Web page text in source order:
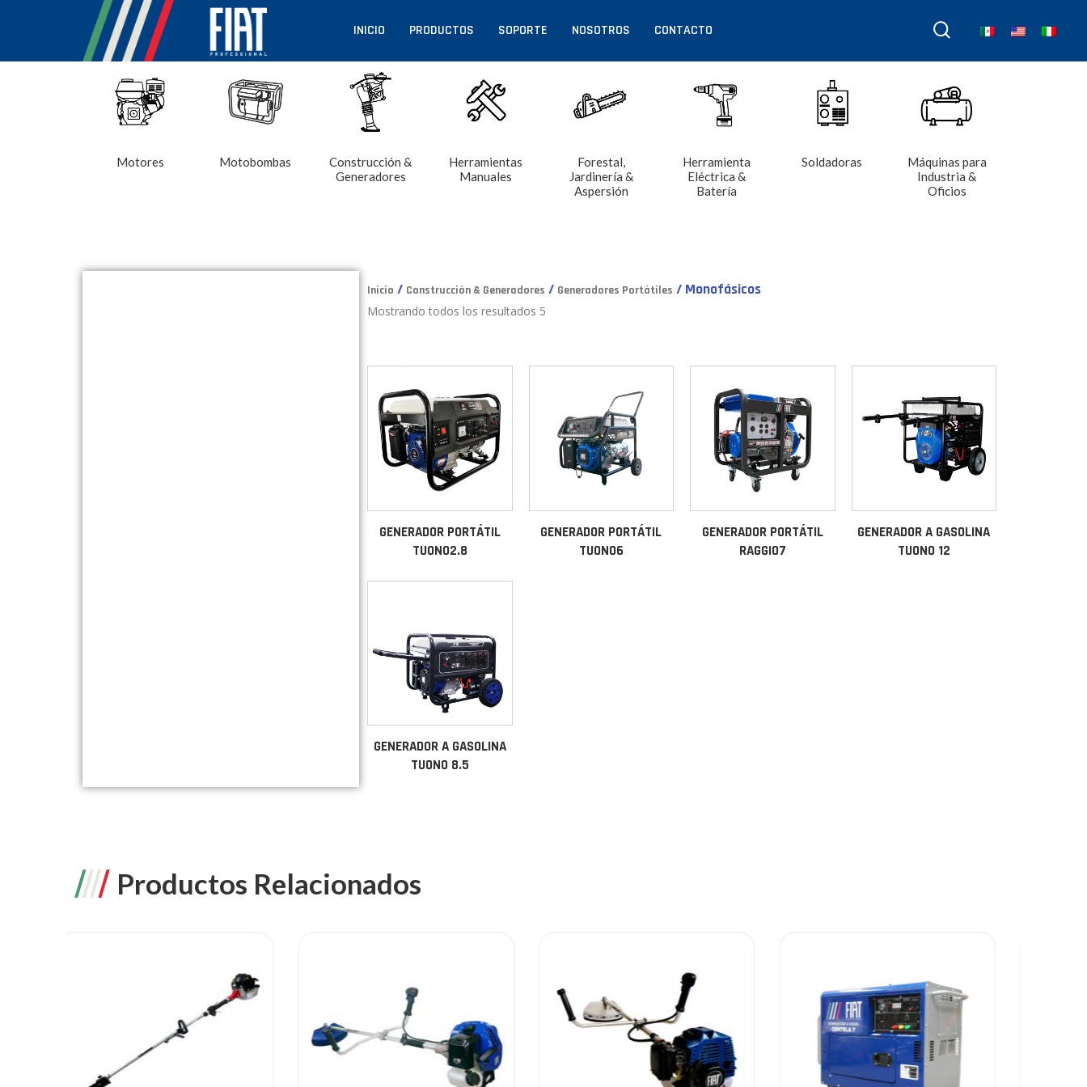
INICIO PRODUCTOS SOPORTE NOSOTROS CONTACTO
Motores Motobombas
Construcción &
Generadores
Herramientas
Manuales
Forestal,
Jardinería &
Aspersión
Herramienta
Eléctrica &
Batería
Soldadoras
Máquinas para
Industria &
Oficios
Inicio / Construcción & Generadores / Generadores Portátiles / Monofásicos
Mostrando todos los resultados 5
GENERADOR PORTÁTIL
TUONO2.8
GENERADOR PORTÁTIL
TUONO6
GENERADOR PORTÁTIL
RAGGIO7
GENERADOR A GASOLINA
TUONO 12
GENERADOR A GASOLINA
TUONO 8.5
Productos Relacionados